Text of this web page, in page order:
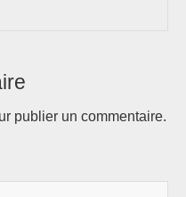
publier un commentaire.